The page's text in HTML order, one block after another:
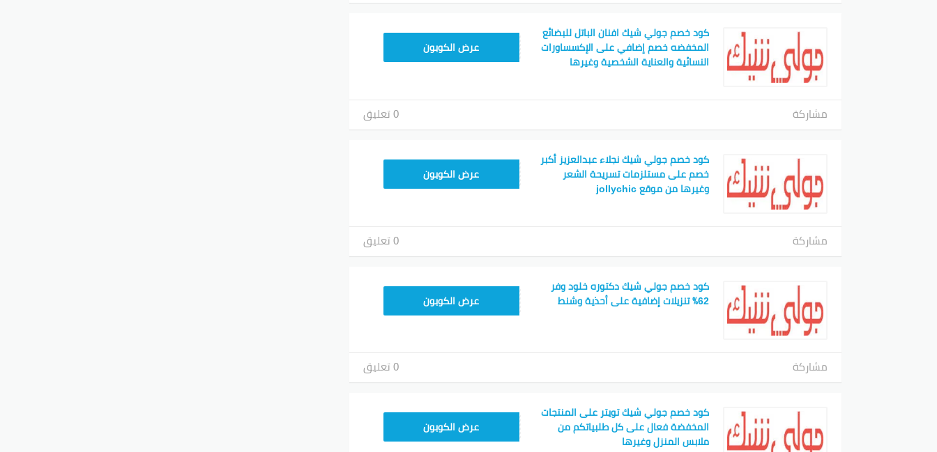
كود خصم جولي شيك افنان الباتل للبضائع
المخفضه خصم إضافي على الإكسساورات
النسائية والعناية الشخصية وغيرها
CPJ15عرض الكوبون
مشاركة 0 تعليق
كود خصم جولي شيك نجلاء عبدالعزيز أكبر
خصم على مستلزمات تسريحة الشعر
وغيرها من موقع jollychic
CPJ15عرض الكوبون
مشاركة 0 تعليق
كود خصم جولي شيك دكتوره خلود وفر
62٪ تنزيلات إضافية على أحذية وشنط
CPJ15عرض الكوبون
مشاركة 0 تعليق
كود خصم جولي شيك تويتر على المنتجات
المخفضة فعال على كل طلبياتكم من
ملابس المنزل وغيرها
CPJ15عرض الكوبون